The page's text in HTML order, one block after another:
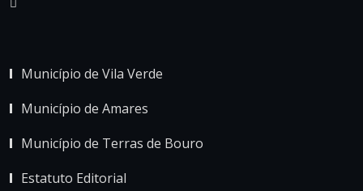
Município de Vila Verde
Município de Amares
Município de Terras de Bouro
Estatuto Editorial